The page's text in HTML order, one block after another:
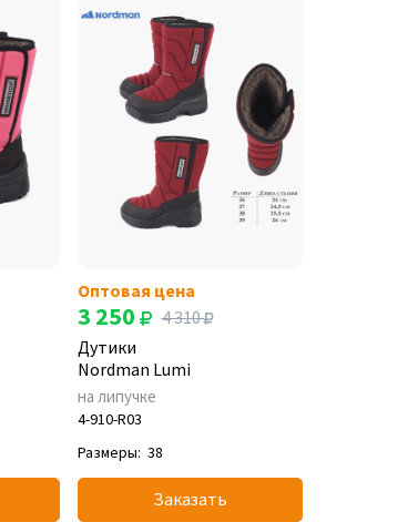
Оптовая цена
3 250
4 310
Дутики
Nordman Lumi
на липучке
4-910-R03
Размеры: 38
Заказать